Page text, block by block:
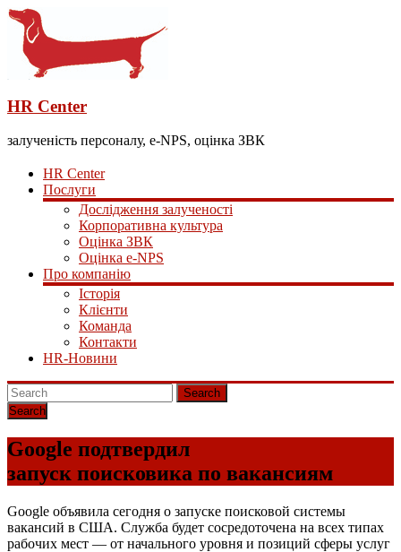
HR Center
залученість персоналу, e-NPS, оцінка ЗВК
HR Center
Послуги
Дослідження залученості
Корпоративна культура
Оцінка ЗВК
Оцінка e-NPS
Про компанію
Історія
Клієнти
Команда
Контакти
HR-Новини
Search
Google подтвердил
запуск поисковика по вакансиям
Google объявила сегодня о запуске поисковой системы
вакансий в США. Служба будет сосредоточена на всех типах
рабочих мест — от начального уровня и позиций сферы услуг